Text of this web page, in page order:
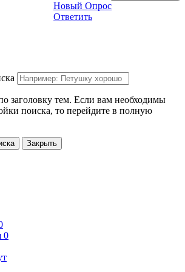
Новый Опрос
Ответить
заголовку тем. Если вам необходимы
поиска, то перейдите в полную
Закрыть
0